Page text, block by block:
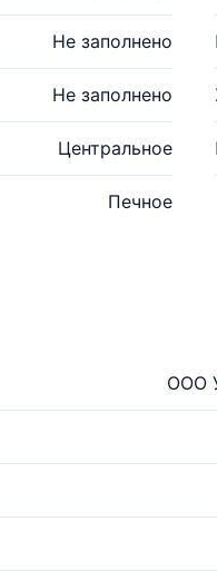
Не заполнено
Не заполнено
Центральное
Печное
ООО